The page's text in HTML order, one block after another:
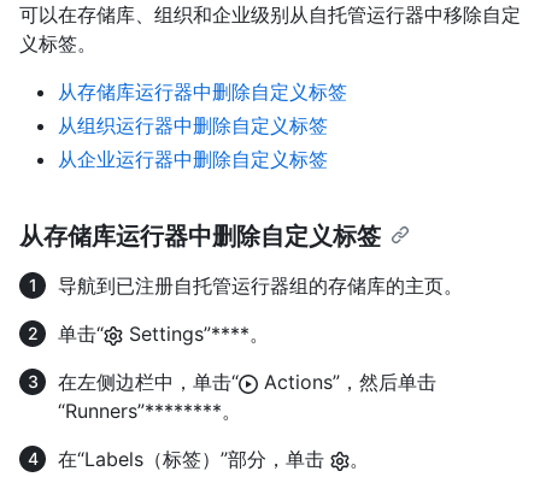
可以在存储库、组织和企业级别从自托管运行器中移除自定
义标签。
从存储库运行器中删除自定义标签
从组织运行器中删除自定义标签
从企业运行器中删除自定义标签
从存储库运行器中删除自定义标签
导航到已注册自托管运行器组的存储库的主页。
单击“
Settings”****。
在左侧边栏中，单击“
Actions”，然后单击
“Runners”********。
在“Labels（标签）”部分，单击
。